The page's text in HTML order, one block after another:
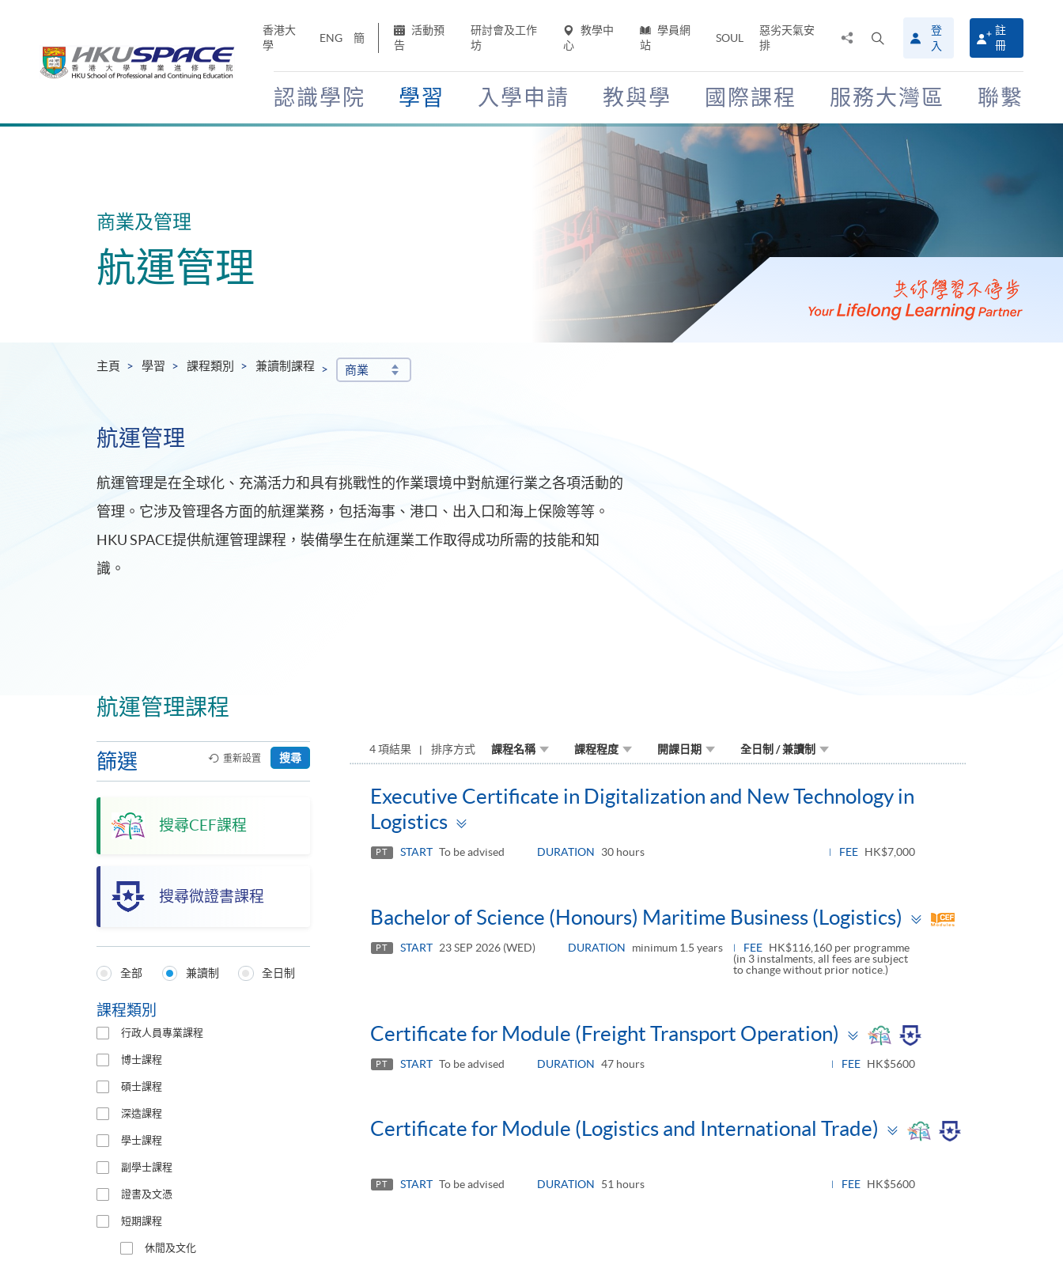
香港大
學
ENG 簡
活動預
告
研討會及工作
坊
教學中
心
學員網
站
SOUL
惡劣天氣安
排
搜
尋
介
面
登
入
註
冊
認識學院 學習 入學申請 教與學 國際課程 服務大灣區 聯繫
Main
商業及管理
航運管理
主頁 學習 課程類別 兼讀制課程 商業
航運管理
航運管理是在全球化、充滿活力和具有挑戰性的作業環境中對航運行業之各項活動的
管理。它涉及管理各方面的航運業務，包括海事、港口、出入口和海上保險等等。
HKU SPACE提供航運管理課程，裝備學生在航運業工作取得成功所需的技能和知
識。
航運管理課程
篩選
搜尋CEF課程
搜尋微證書課程
重新設置 搜尋
Programmes
Type
全部 兼讀制 全日制
課程類別
行政人員專業課程
博士課程
碩士課程
深造課程
學士課程
副學士課程
證書及文憑
短期課程
休閒及文化
4 項結果 排序方式 課程名稱 課程程度 開課日期 全日制 / 兼讀制
Executive Certificate in Digitalization and New Technology in
Logistics
panel
PT START To be advised DURATION 30 hours FEE HK$7,000
Bachelor of Science (Honours) Maritime Business (Logistics)
Toggle
PT START 23 SEP 2026 (WED) DURATION minimum 1.5 years FEE HK$116,160 per programme
(in 3 instalments, all fees are subject
to change without prior notice.)
Certificate for Module (Freight Transport Operation)
Toggle
panel
PT START To be advised DURATION 47 hours FEE HK$5600
Certificate for Module (Logistics and International Trade)
Toggle
PT START To be advised DURATION 51 hours FEE HK$5600